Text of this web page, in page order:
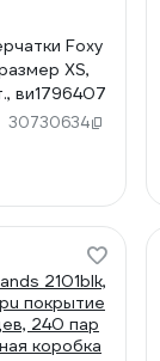
Foxy
ХS,
ви1796407
30730634